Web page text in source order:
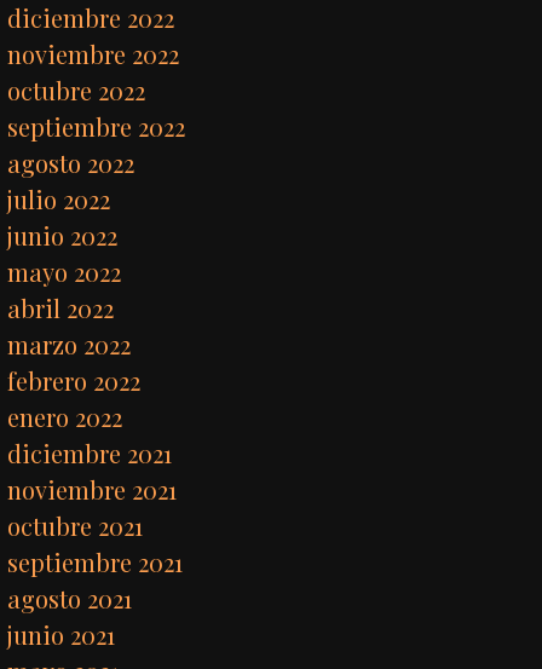
diciembre 2022
noviembre 2022
octubre 2022
septiembre 2022
agosto 2022
julio 2022
junio 2022
mayo 2022
abril 2022
marzo 2022
febrero 2022
enero 2022
diciembre 2021
noviembre 2021
octubre 2021
septiembre 2021
agosto 2021
junio 2021